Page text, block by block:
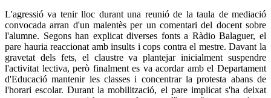
L'agressió va tenir lloc durant una reunió de la taula de mediació
convocada arran d'un malentès per un comentari del docent sobre
l'alumne. Segons han explicat diverses fonts a Ràdio Balaguer, el
pare hauria reaccionat amb insults i cops contra el mestre. Davant la
gravetat dels fets, el claustre va plantejar inicialment suspendre
l'activitat lectiva, però finalment es va acordar amb el Departament
d'Educació mantenir les classes i concentrar la protesta abans de
l'horari escolar. Durant la mobilització, el pare implicat s'ha deixat